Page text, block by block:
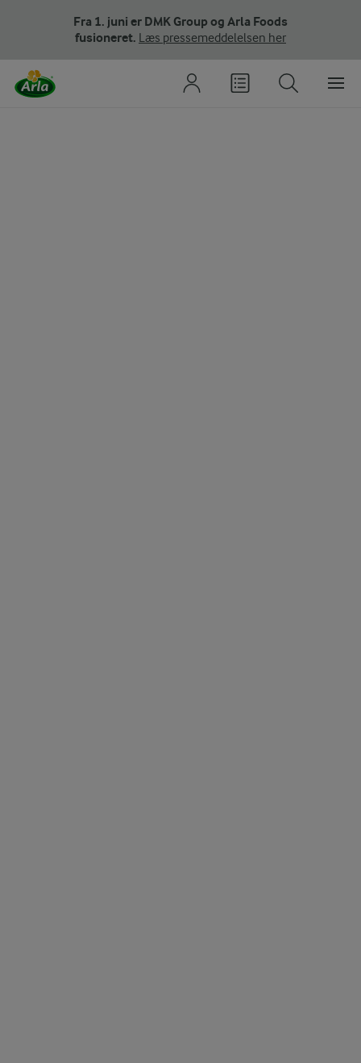
Fra 1. juni er DMK Group og Arla Foods
fusioneret. Læs pressemeddelelsen her